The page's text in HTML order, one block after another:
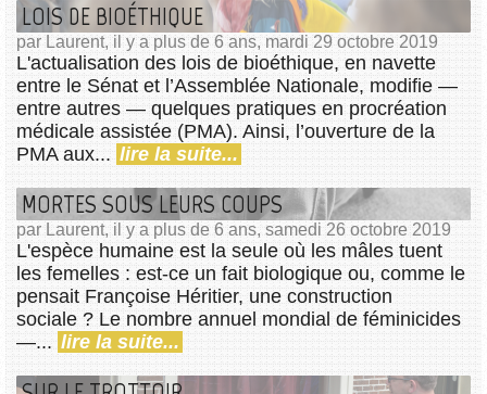
LOIS DE BIOÉTHIQUE
par Laurent, il y a plus de 6 ans, mardi 29 octobre 2019
L'actualisation des lois de bioéthique, en navette
entre le Sénat et l’Assemblée Nationale, modifie —
entre autres — quelques pratiques en procréation
médicale assistée (PMA). Ainsi, l’ouverture de la
PMA aux... lire la suite...
MORTES SOUS LEURS COUPS
par Laurent, il y a plus de 6 ans, samedi 26 octobre 2019
L'espèce humaine est la seule où les mâles tuent
les femelles : est-ce un fait biologique ou, comme le
pensait Françoise Héritier, une construction
sociale ? Le nombre annuel mondial de féminicides
—... lire la suite...